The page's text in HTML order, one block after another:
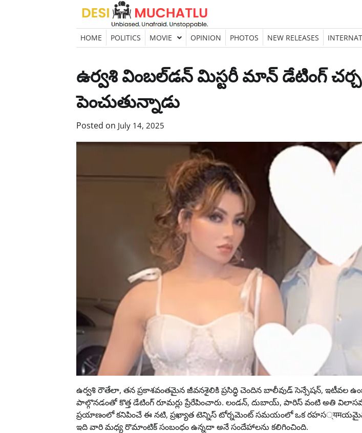
Skip
content
HOME POLITICS MOVIE OPINION PHOTOS NEW RELEASES
ఉర్వశి వింబల్‌డన్ మిస్టరీ మాన్ డేటింగ్
పెంచుతున్నాడు
Posted on July 14, 2025
ఉర్వశి రౌతేలా, తన ప్రకాశవంతమైన జీవనశైలికి ప్రసిద్ధి చెందిన బాలీవుడ్ సెన్సేషన్, ఇటీవల
పాల్గొనడంతో కొత్త డేటింగ్ రూమర్లు ప్రేరేపించారు. లండన్, దుబాయ్, పారిస్ వంటి అతి
ప్రయాణంలో కనిపించే ఈ నటి, ప్రఖ్యాత టెన్నిస్ టోర్నమెంట్ సమయంలో ఒక రహస्यमయమైన
ఇది వారి మధ్య రొమాంటిక్ సంబంధం ఉన్నదా అనే సందేహాలను కలిగించింది.